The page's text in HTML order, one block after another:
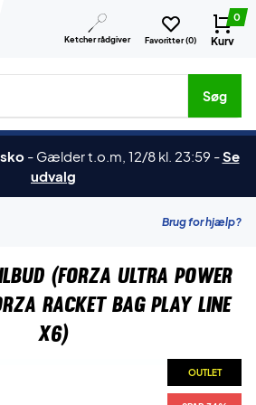
Ketcher rådgiver Favoritter (0)
0
Kurv
mærker etc.
Søg
- Gælder t.o.m, 12/8 kl. 23:59 -Se
udvalg
Brug for hjælp?
(Forza Ultra Power
Racket Bag Play Line
X6)
OUTLET
OUTLET
OUTLET
OUTLET